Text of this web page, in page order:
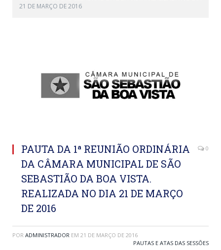
21 DE MARÇO DE 2016
PAUTA DA 1ª REUNIÃO ORDINÁRIA
DA CÂMARA MUNICIPAL DE SÃO
SEBASTIÃO DA BOA VISTA.
REALIZADA NO DIA 21 DE MARÇO
DE 2016
0
POR ADMINISTRADOR EM 21 DE MARÇO DE 2016
PAUTAS E ATAS DAS SESSÕES